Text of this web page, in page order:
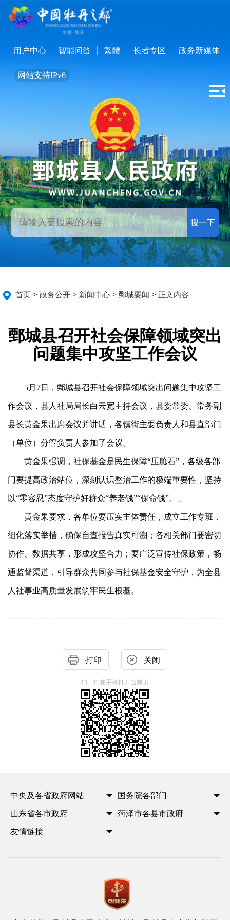
用户中心 智能问答 繁體 长者专区 政务新媒体
网站支持IPv6
搜一下
首页 > 政务公开 > 新闻中心 > 鄄城要闻 > 正文内容
鄄城县召开社会保障领域突出
问题集中攻坚工作会议
5月 7日 ，鄄城县召开社会保障领域突出问题集中攻坚工
作会议， 县人社局局长白云宽主持会议， 县委常委、常务副
县长黄金果出席会议并讲话，各镇街主要负责人和县直部门
（单位） 分管负责人参加了会议。
黄金果强调，社保基金是民生保障“压舱石”，各级各部
门要提高政治站位，深刻认识整治工作的极端重要性，坚持
以“零容忍”态度守护好群众“养老钱”“保命钱”。、
黄金果要求，各单位要压实主体责任，成立工作专班，
细化落实举措，确保自查报告真实可溯；各相关部门要密切
协作、数据共享，形成攻坚合力；要广泛宣传社保政策，畅
通监督渠道，引导群众共同参与社保基金安全守护，为全县
人社事业高质量发展筑牢民生根基。
打印 关闭
扫一扫在手机打开当前页
中央及各省政府网站 国务院各部门
山东省各市政府 菏泽市各县市政府
友情链接